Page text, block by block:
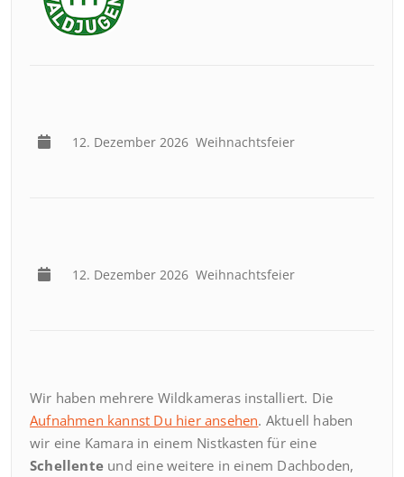
12. Dezember 2026 Weihnachtsfeier
12. Dezember 2026 Weihnachtsfeier
Wir haben mehrere Wildkameras installiert. Die
Aufnahmen kannst Du hier ansehen. Aktuell haben
wir eine Kamara in einem Nistkasten für eine
Schellente und eine weitere in einem Dachboden,